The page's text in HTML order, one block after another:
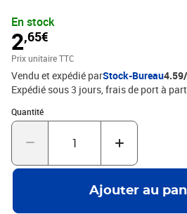
d'écriture en mm : 0.25 mm, Taille de
Encre thermosensible, rechargeable,
2264004)
En stock
2,65€
Prix unitaire TTC
Vendu et expédié parStock-Bureau
Expédié sous 3 jours, frais de port à
Quantité
Quantité : 1
Ajouter au